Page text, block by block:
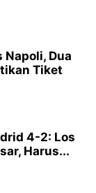
Dua
Tiket
4-2: Los
Harus...